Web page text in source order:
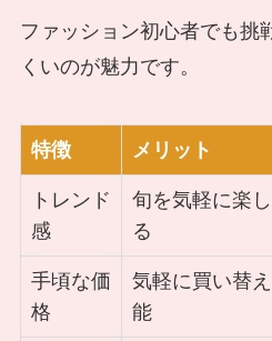
ファッション初心者でも挑
くいのが魅力です。
特徴 メリット
トレンド
感
旬を気軽に楽
る
手頃な価
格
気軽に買い替
能